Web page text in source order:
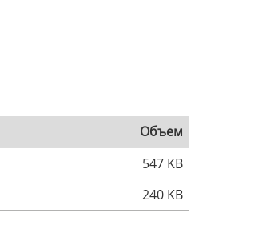
Объем
547 KB
240 KB